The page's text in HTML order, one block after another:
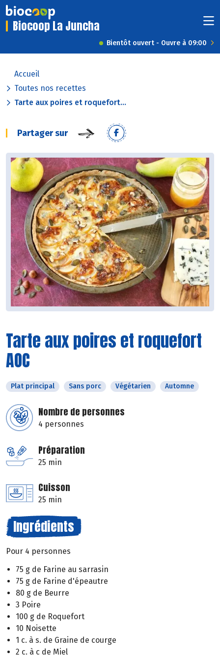
Biocoop La Juncha
Bientôt ouvert - Ouvre à 09:00
Accueil
Toutes nos recettes
Tarte aux poires et roquefort...
Partager sur
Tarte aux poires et roquefort
AOC
Plat principal Sans porc Végétarien Automne
Nombre de personnes
4 personnes
Préparation
25 min
Cuisson
25 min
Ingrédients
Pour 4 personnes
75 g de Farine au sarrasin
75 g de Farine d'épeautre
80 g de Beurre
3 Poire
100 g de Roquefort
10 Noisette
1 c. à s. de Graine de courge
2 c. à c de Miel